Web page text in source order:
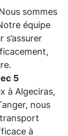
sommes
équipe
5
à Algeciras,
nous
à